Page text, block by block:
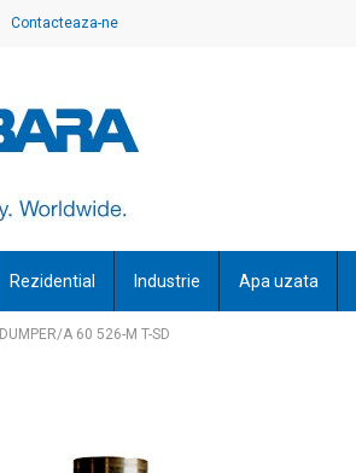
Contacteaza-ne
Rezidential Industrie Apa uzata
DUMPER/A 60 526-M T-SD